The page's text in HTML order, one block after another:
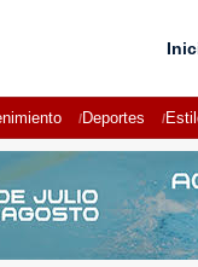
Deportes